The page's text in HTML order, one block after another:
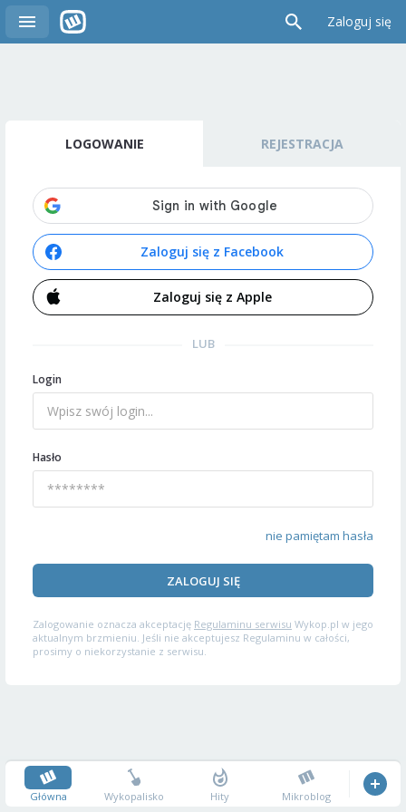
Zaloguj się
LOGOWANIE REJESTRACJA
Zaloguj się z Facebook
Zaloguj się z Apple
LUB
Login
Hasło
nie pamiętam hasła
ZALOGUJ SIĘ
Zalogowanie oznacza akceptację Regulaminu serwisu Wykop.pl w jego
aktualnym brzmieniu. Jeśli nie akceptujesz Regulaminu w całości,
prosimy o niekorzystanie z serwisu.
Główna Wykopalisko Hity Mikroblog